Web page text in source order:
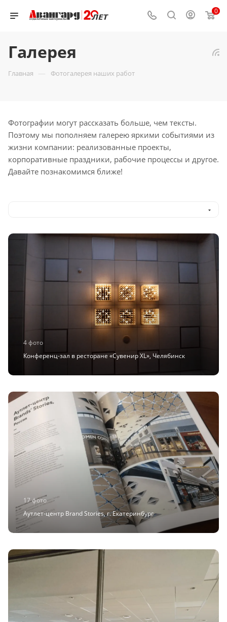
0
Галерея
Главная — Фотогалерея наших работ
Фотографии могут рассказать больше, чем тексты.
Поэтому мы пополняем галерею яркими событиями из
жизни компании: реализованные проекты,
корпоративные праздники, рабочие процессы и другое.
Давайте познакомимся ближе!
4 фото
Конференц-зал в ресторане «Сувенир XL», Челябинск
17 фото
Аутлет-центр Brand Stories, г. Екатеринбург